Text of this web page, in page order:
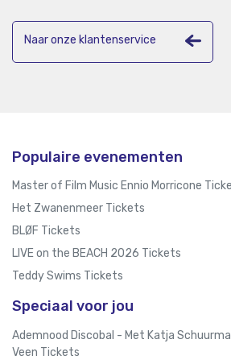
Naar onze klantenservice
Populaire evenementen
Master of Film Music Ennio Morricone
Het Zwanenmeer Tickets
BLØF Tickets
LIVE on the BEACH 2026 Tickets
Teddy Swims Tickets
Speciaal voor jou
Ademnood Discobal - Met Katja
Veen Tickets